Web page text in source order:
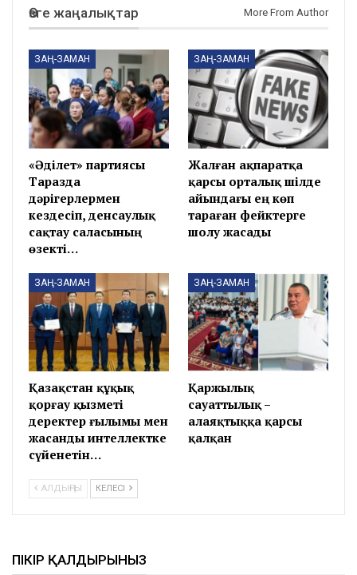
Өзге жаңалықтар More From Author
ЗАҢ-ЗАМАН
«Әділет» партиясы
Таразда
дәрігерлермен
кездесіп, денсаулық
сақтау саласының
өзекті…
ЗАҢ-ЗАМАН
Жалған ақпаратқа
қарсы орталық шілде
айындағы ең көп
тараған фейктерге
шолу жасады
ЗАҢ-ЗАМАН
Қазақстан құқық
қорғау қызметі
деректер ғылымы мен
жасанды интеллектке
сүйенетін…
ЗАҢ-ЗАМАН
Қаржылық
сауаттылық –
алаяқтыққа қарсы
қалқан
АЛДЫҢҒЫ КЕЛЕСІ
ПІКІР ҚАЛДЫРЫНЫЗ